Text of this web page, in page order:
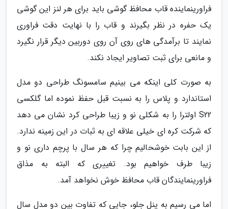
فراورینماینده قاب محافظ گوشی باید برای هر لنز این گوشی
یک حفره در نظر بگیرند و قاب را با نهایت دقت فراوری
نمایند تا برآمدگی های روی آن روی دوربین دیگر قرار نگیرد
و مانعی برای ثبت تصاویر ایجاد نکند.
به صورت کلی اینکه می بینیم سامسونگ طراحی دو مدل
استاندارد و پلاس را به نسبت قبل حفظ نموده اما گلکسی
S22 اولترا را به شکلی نو و زیبا طراحی کرد نشان می دهد
که شرکت کره ای خیلی علاقه ای به ثبات در این زمینه ندارد.
از این بابت خوشحالیم چرا که هر سال با پرچم داری نو و
زیبا طرف خواهیم بود. تغییری که البته به مذاق
فراورینمایندگان قاب محافظ خوش نخواهد آمد.
اما می رسیم به پنل جلو، جایی که تفاوت بین دو مدل سال